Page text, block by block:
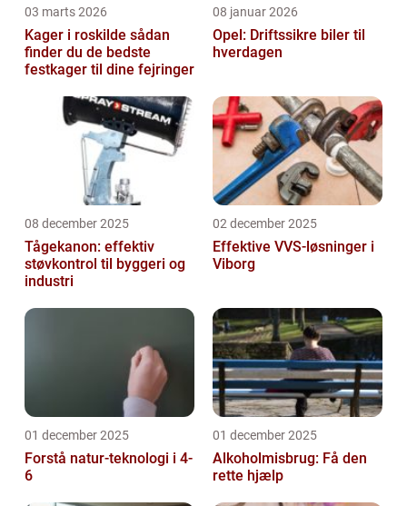
03 marts 2026
Kager i roskilde sådan
finder du de bedste
festkager til dine fejringer
08 januar 2026
Opel: Driftssikre biler til
hverdagen
08 december 2025
Tågekanon: effektiv
støvkontrol til byggeri og
industri
02 december 2025
Effektive VVS-løsninger i
Viborg
01 december 2025
Forstå natur-teknologi i 4-
6
01 december 2025
Alkoholmisbrug: Få den
rette hjælp